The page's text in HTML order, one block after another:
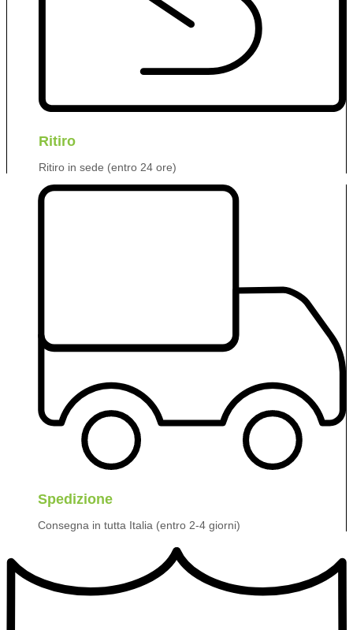
Ritiro
Ritiro in sede (entro 24 ore)
Spedizione
Consegna in tutta Italia (entro 2-4 giorni)